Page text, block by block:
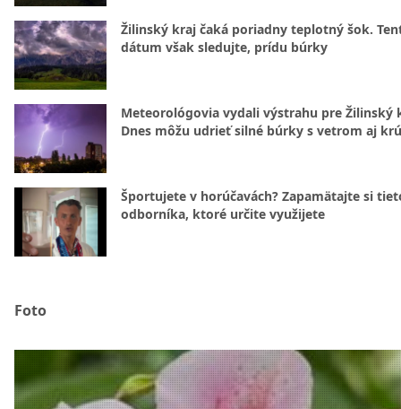
Žilinský kraj čaká poriadny teplotný šok.
dátum však sledujte, prídu búrky
Meteorológovia vydali výstrahu pre Žilinský
Dnes môžu udrieť silné búrky s vetrom aj
Športujete v horúčavách? Zapamätajte si
odborníka, ktoré určite využijete
Foto